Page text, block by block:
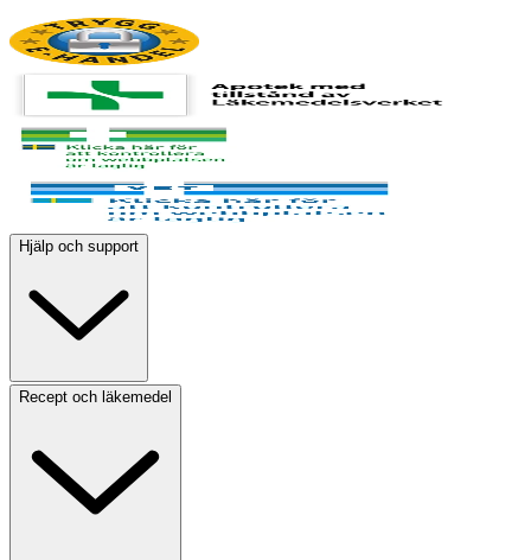
Hjälp och support
Recept och läkemedel